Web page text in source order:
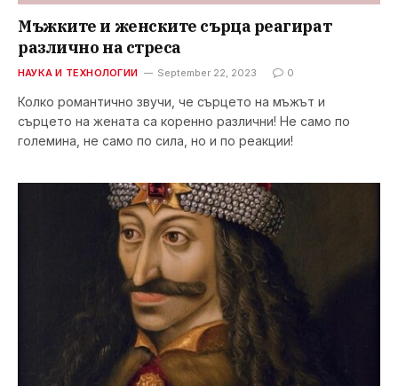
Мъжките и женските сърца реагират
различно на стресa
НАУКА И ТЕХНОЛОГИИ September 22, 2023 0
Колко романтично звучи, че сърцето на мъжът и
сърцето на жената са коренно различни! Не само по
големина, не само по сила, но и по реакции!